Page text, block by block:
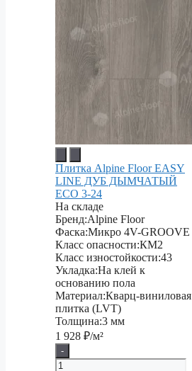
Плитка Alpine Floor EASY
LINE ДУБ ДЫМЧАТЫЙ
ECO 3-24
На складе
Бренд:Alpine Floor
Фаска:Микро 4V-GROOVE
Класс опасности:КМ2
Класс изностойкости:43
Укладка:На клей к
основанию пола
Материал:Кварц-виниловая
плитка (LVT)
Толщина:3 мм
1 928 ₽/м²
-